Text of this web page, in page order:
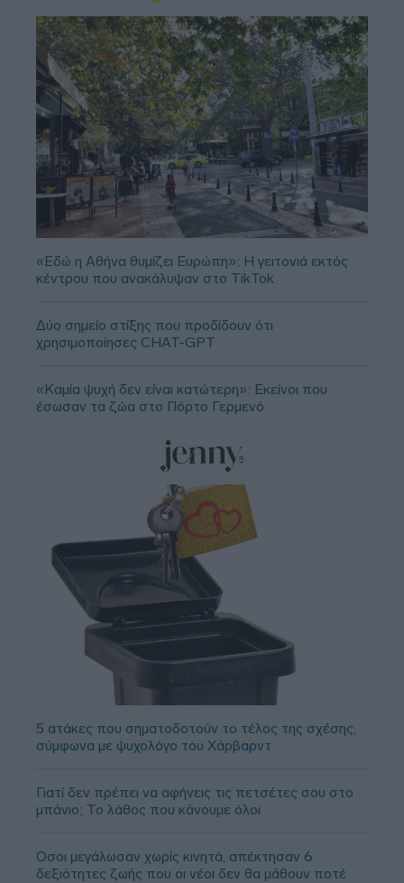
«Εδώ η Αθήνα θυμίζει Ευρώπη»: H γειτονιά εκτός
κέντρου που ανακάλυψαν στο TikTok
Δύο σημείο στίξης που προδίδουν ότι
χρησιμοποίησες CHAT-GPT
«Καμία ψυχή δεν είναι κατώτερη»: Εκείνοι που
έσωσαν τα ζώα στο Πόρτο Γερμενό
5 ατάκες που σηματοδοτούν το τέλος της σχέσης,
σύμφωνα με ψυχολόγο του Χάρβαρντ
Γιατί δεν πρέπει να αφήνεις τις πετσέτες σου στο
μπάνιο; Το λάθος που κάνουμε όλοι
Όσοι μεγάλωσαν χωρίς κινητά, απέκτησαν 6
δεξιότητες ζωής που οι νέοι δεν θα μάθουν ποτέ